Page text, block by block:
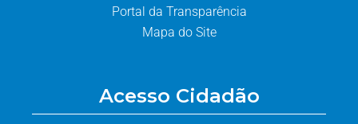
Portal da Transparência
Mapa do Site
Acesso Cidadão